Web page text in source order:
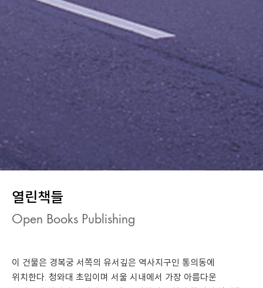
열린책들
Open Books Publishing
이 건물은 경복궁 서쪽의 유서깊은 역사지구인 통의동에
위치한다. 청와대 초입이며 서울 시내에서 가장 아름다운